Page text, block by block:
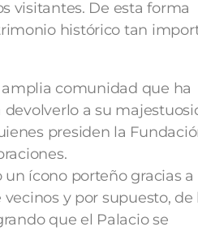
visitantes. De esta forma
histórico tan
comunidad que ha
a su
presiden la
un ícono porteño gracias a
y por supuesto, de
que el Palacio se